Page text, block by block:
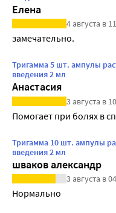
Елена
4 августа в
замечательно.
Тригамма 5 шт. ампулы
введения 2 мл
Анастасия
3 августа в
Помогает при болях в
Тригамма 10 шт. ампулы
введения 2 мл
шваков александр
3 августа в
Нормально